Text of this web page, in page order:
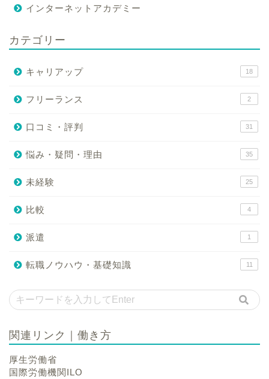
インターネットアカデミー
カテゴリー
キャリアップ 18
フリーランス 2
口コミ・評判 31
悩み・疑問・理由 35
未経験 25
比較 4
派遣 1
転職ノウハウ・基礎知識 11
関連リンク｜働き方
厚生労働省
国際労働機関ILO